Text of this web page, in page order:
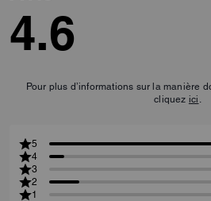
4.6
Pour plus d’informations sur la manière
cliquez ici
5
4
3
2
1